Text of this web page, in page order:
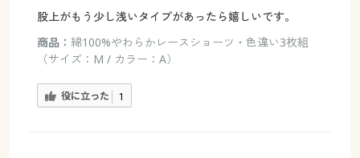
股上がもう少し浅いタイプがあったら嬉しいです。
商品： 綿100%やわらかレースショーツ・色違い3枚組
（サイズ：M / カラー：A）
役に立った 1